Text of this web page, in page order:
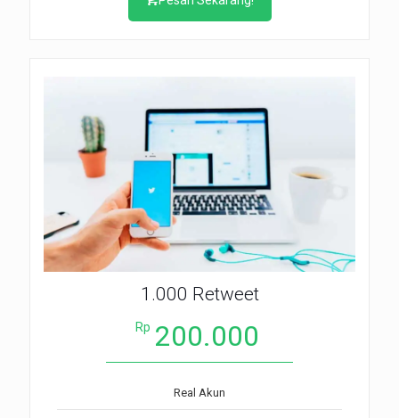
1.000 Retweet
Rp 200.000
Real Akun